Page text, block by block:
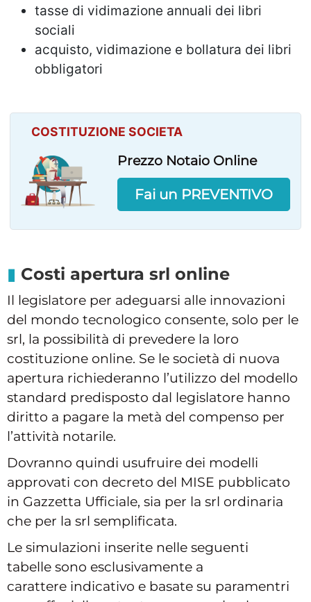
tasse di vidimazione annuali dei libri
sociali
acquisto, vidimazione e bollatura dei libri
obbligatori
COSTITUZIONE SOCIETA
Prezzo Notaio Online
Fai un PREVENTIVO
Costi apertura srl online
Il legislatore per adeguarsi alle innovazioni
del mondo tecnologico consente, solo per le
srl, la possibilità di prevedere la loro
costituzione online. Se le società di nuova
apertura richiederanno l’utilizzo del modello
standard predisposto dal legislatore hanno
diritto a pagare la metà del compenso per
l’attività notarile.
Dovranno quindi usufruire dei modelli
approvati con decreto del MISE pubblicato
in Gazzetta Ufficiale, sia per la srl ordinaria
che per la srl semplificata.
Le simulazioni inserite nelle seguenti
tabelle sono esclusivamente a
carattere indicativo e basate su paramentri